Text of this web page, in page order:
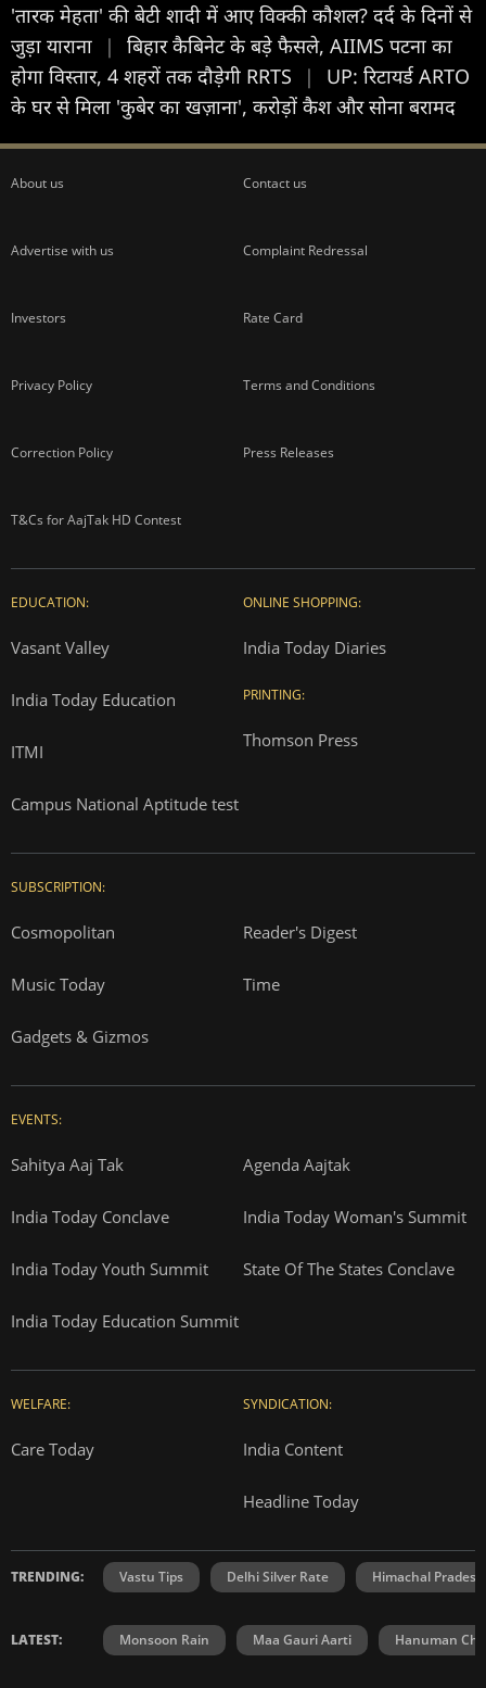
'तारक मेहता' की बेटी शादी में आए विक्की कौशल? दर्द के दिनों से
जुड़ा याराना
|
बिहार कैबिनेट के बड़े फैसले, AIIMS पटना का
होगा विस्तार, 4 शहरों तक दौड़ेगी RRTS
|
UP: रिटायर्ड ARTO
के घर से मिला 'कुबेर का खज़ाना', करोड़ों कैश और सोना बरामद
About us Contact us
Advertise with us Complaint Redressal
Investors Rate Card
Privacy Policy Terms and Conditions
Correction Policy Press Releases
T&Cs for AajTak HD Contest
EDUCATION:
Vasant Valley
India Today Education
ITMI
Campus National Aptitude test
ONLINE SHOPPING:
India Today Diaries
PRINTING:
Thomson Press
SUBSCRIPTION:
Cosmopolitan Reader's Digest
Music Today Time
Gadgets & Gizmos
EVENTS:
Sahitya Aaj Tak Agenda Aajtak
India Today Conclave India Today Woman's Summit
India Today Youth Summit State Of The States Conclave
India Today Education Summit
WELFARE:
Care Today
SYNDICATION:
India Content
Headline Today
TRENDING: Vastu Tips Delhi Silver Rate Himachal
LATEST: Monsoon Rain Maa Gauri Aarti Hanuman